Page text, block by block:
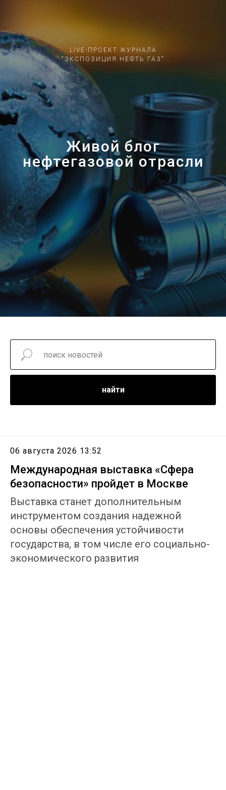
Живой блог
нефтегазовой отрасли
LIVE-ПРОЕКТ ЖУРНАЛА
"ЭКСПОЗИЦИЯ НЕФТЬ ГАЗ"
найти
06 августа 2026 13:52
Международная выставка «Сфера
безопасности» пройдет в Москве
Выставка станет дополнительным
инструментом создания надежной
основы обеспечения устойчивости
государства, в том числе его социально-
экономического развития